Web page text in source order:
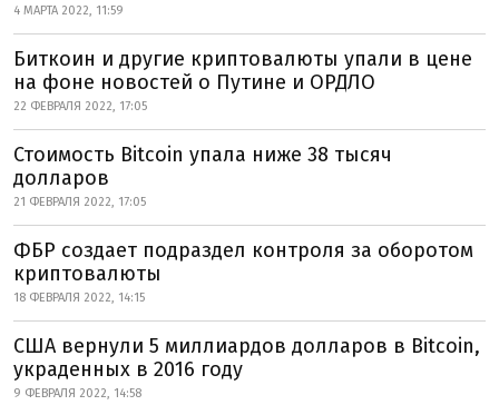
4 МАРТА 2022, 11:59
Биткоин и другие криптовалюты упали в цене
на фоне новостей о Путине и ОРДЛО
22 ФЕВРАЛЯ 2022, 17:05
Стоимость Bitcoin упала ниже 38 тысяч
долларов
21 ФЕВРАЛЯ 2022, 17:05
ФБР создает подраздел контроля за оборотом
криптовалюты
18 ФЕВРАЛЯ 2022, 14:15
США вернули 5 миллиардов долларов в Bitcoin,
украденных в 2016 году
9 ФЕВРАЛЯ 2022, 14:58